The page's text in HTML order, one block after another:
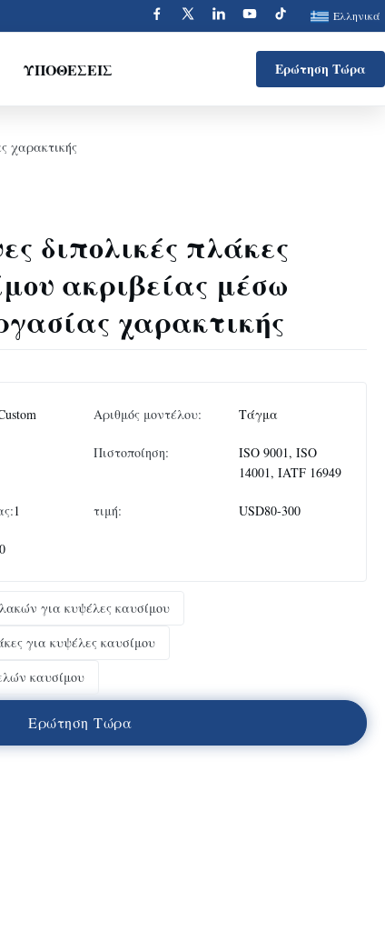
Ελληνικά
ΥΠΟΘΈΣΕΙΣ Ερώτηση Τώρα
χαρακτικής
διπολικές πλάκες
ακριβείας μέσω
χαρακτικής
Αριθμός μοντέλου: Τάγμα
Πιστοποίηση:
ISO 9001, ISO
14001, IATF 16949
1 τιμή: USD80-300
για κυψέλες καυσίμου
για κυψέλες καυσίμου
καυσίμου
Ερώτηση Τώρα